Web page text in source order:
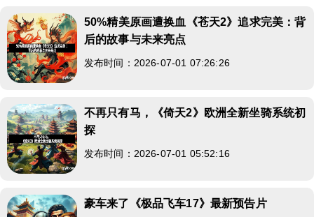
50%精美原画遭换血《苍天2》追求完美：背
后的故事与未来亮点
发布时间：2026-07-01 07:26:26
不再只有马，《倚天2》欧洲全新坐骑系统初
探
发布时间：2026-07-01 05:52:16
豪车来了《极品飞车17》最新预告片